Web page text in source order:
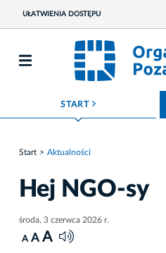
UŁATWIENIA DOSTĘPU
START ROZWIŃ MENU
Start Aktualności
Hej NGO-sy
środa, 3 czerwca 2026 r.
A A A